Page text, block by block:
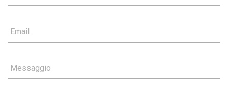
Email
Messaggio